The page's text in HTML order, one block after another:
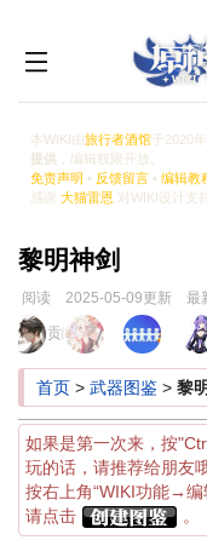
本WIKI由旅行者酒馆于2020
提供 ，编辑权限开放。
免责声明 • 反馈留言 • 编辑教
感谢 大猫雷恩 对WIKI设计支
黎明神剑
阅读 2025-05-09更新 最
跳
到
导
跳
到
搜
页面贡献者 :
首页 > 武器图鉴 > 黎
如果是第一次来，按
玩的话，请推荐给朋
按右上角“WIKI功能→编
请点击
。